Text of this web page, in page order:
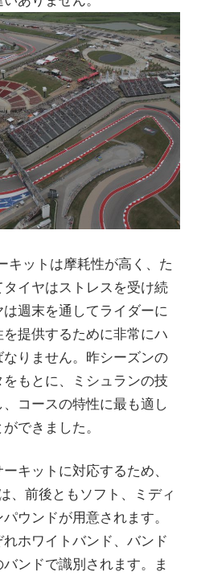
キットは摩耗性が高く、た
イヤはストレスを受け続
週末を通してライダーに
提供するために非常にハ
りません。昨シーズンの
もとに、ミシュランの技
コースの特性に最も適し
できました。
キットに対応するため、
、前後ともソフト、ミディ
ウンドが用意されます。
ホワイトバンド、バンド
ンドで識別されます。ま